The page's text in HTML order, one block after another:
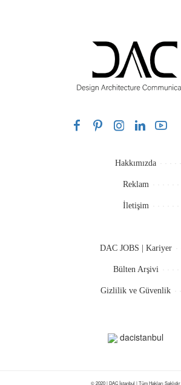
Hakkımızda
Reklam
İletişim
DAC JOBS | Kariyer
Bülten Arşivi
Gizlilik ve Güvenlik
dacistanbul
© 2020 | DAC İstanbul | Tüm Hakları Saklıdır